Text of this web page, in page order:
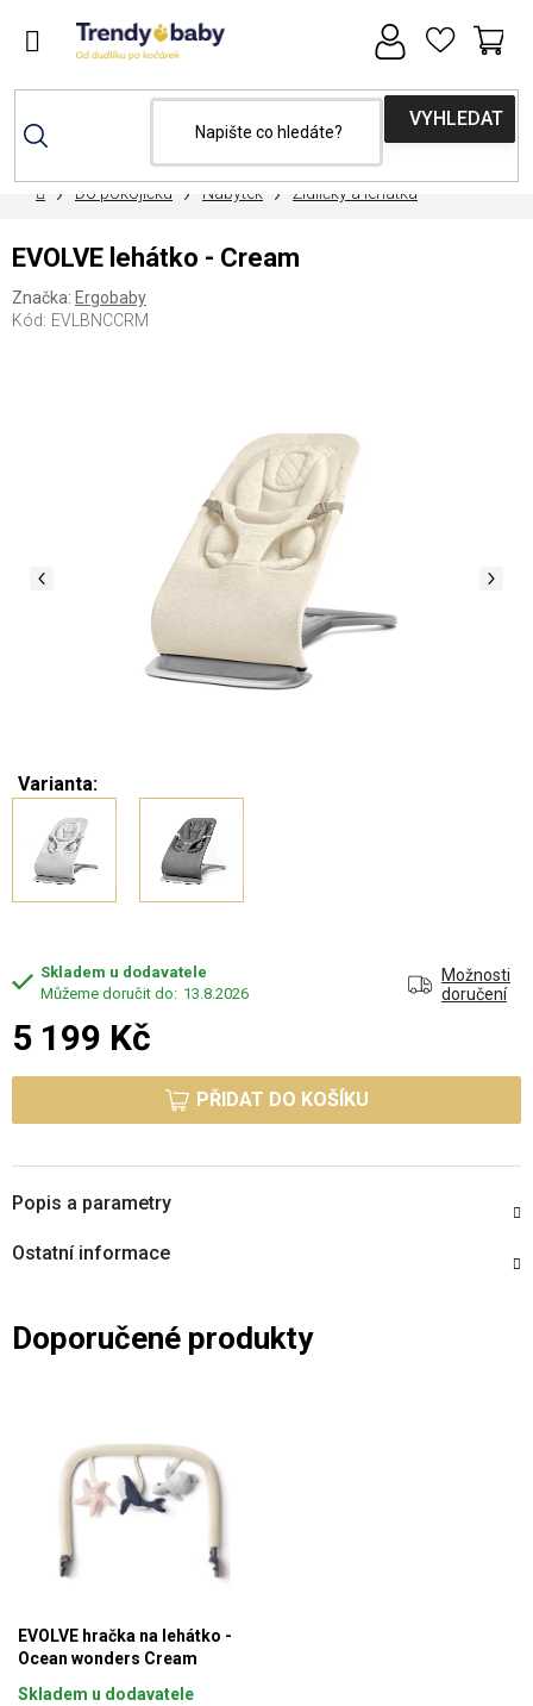
DomůDo pokojíčku Nábytek Židličky a lehátka
Varianta:
Skladem u dodavatele
13.8.2026
Možnosti
doručení
5 199 Kč
PŘIDAT DO KOŠÍKU
EVOLVE lehátko - Cream
Značka: Ergobaby
Kód: EVLBNCCRM
Popis a parametry
Ostatní informace
Doporučené produkty
EVOLVE hračka na lehátko -
Ocean wonders Cream
Skladem u dodavatele